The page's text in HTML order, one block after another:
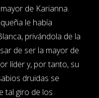
de Karianna.
le había
privándola de la
de ser la mayor de
líder y, por tanto, su
druidas se
tal giro de los